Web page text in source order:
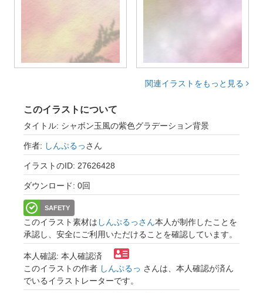
関連イラストをもっと見る
このイラストについて
タイトル: シャボン玉風の紫色グラデーション背景
作者: しんぷるっさん
イラストのID: 27626428
ダウンロード: 0回
SAFETY
このイラスト素材は しんぷるっさん本人が制作したことを
承認し、安全にご利用いただけることを確認しています。
本人確認: 本人確認済
このイラストの作者 しんぷるっ さんは、本人確認が済ん
でいるイラストレーターです。